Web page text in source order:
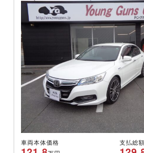
車両本体価格 支払総額